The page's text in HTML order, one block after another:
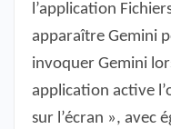
l’application
apparaître Gemini
invoquer Gemini
application active
sur l’écran », avec